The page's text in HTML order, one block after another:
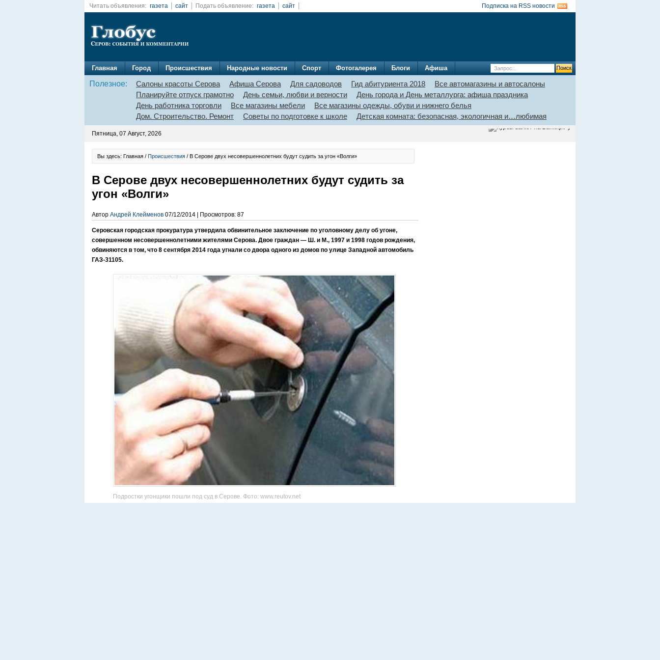
Читать объявления: газета сайт Подать объявление: газета сайт Подписка на RSS новости
Главная Город Происшествия Народные новости Спорт Фотогалерея Блоги Афиша
Полезное: Салоны красоты Серова Афиша Серова Для садоводов Гид абитуриента 2018
Все автомагазины и автосалоны
Планируйте отпуск грамотно
День семьи, любви и верности
День города и День металлурга: афиша праздника
День работника торговли
Все магазины мебели
Все магазины одежды, обуви и нижнего белья
Дом. Строительство. Ремонт
Советы по подготовке к школе Детская комната: безопасная, экологичная и…любимая
Пятница, 07 Август, 2026
Вы здесь: Главная / Происшествия / В Серове двух несовершеннолетних будут судить за угон «Волги»
В Серове двух несовершеннолетних будут судить за
угон «Волги»
Автор Андрей Клейменов 07/12/2014 | Просмотров: 87
Серовская городская прокуратура утвердила обвинительное заключение по уголовному делу об угоне,
совершенном несовершеннолетними жителями Серова. Двое граждан — Ш. и М., 1997 и 1998 годов рождения,
обвиняются в том, что 8 сентября 2014 года угнали со двора одного из домов по улице Западной автомобиль
ГАЗ-31105.
Подростки угонщики пошли под суд в Серове. Фото: www.reutov.net